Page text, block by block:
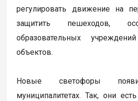
регулировать движение на
защитить пешеходов,
образовательных
объектов.
Новые светофоры
муниципалитетах. Так, они